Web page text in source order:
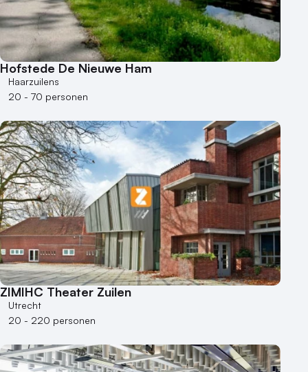
Hofstede De Nieuwe Ham
Haarzuilens
20 - 70 personen
ZIMIHC Theater Zuilen
Utrecht
20 - 220 personen